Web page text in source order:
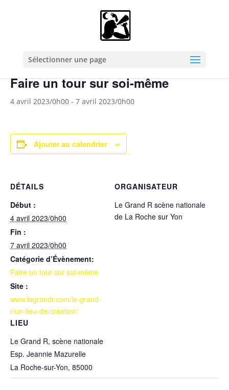
Sélectionner une page
Cet évènement est passé.
Faire un tour sur soi-même
4 avril 2023/0h00 - 7 avril 2023/0h00
Ajouter au calendrier
DÉTAILS
Début :
4 avril 2023/0h00
Fin :
7 avril 2023/0h00
Catégorie d’Évènement:
Faire un tour sur soi-même
Site :
www.legrandr.com/le-grand-
r/un-lieu-de-creation/
LIEU
Le Grand R, scène nationale
Esp. Jeannie Mazurelle
La Roche-sur-Yon, 85000
ORGANISATEUR
Le Grand R scène nationale
de La Roche sur Yon